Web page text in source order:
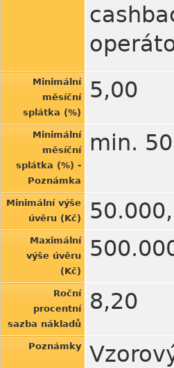
Minimální
měsíční
splátka (%)
5,00
Minimální
měsíční
splátka (%) -
Poznámka
min.
Minimální výše
úvěru (Kč)
Maximální
výše úvěru
(Kč)
Roční
procentní
sazba nákladů
8,20
Poznámky